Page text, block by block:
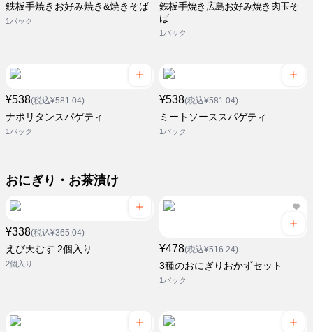
鉄板手焼きお好み焼き&焼きそば
1パック
鉄板手焼き広島お好み焼き肉玉そ
ば
1パック
¥538(税込¥581.04)
ナポリタンスパゲティ
1パック
¥538(税込¥581.04)
ミートソーススパゲティ
1パック
おにぎり・お茶漬け
¥338(税込¥365.04)
えび天むす 2個入り
2個入り
¥478(税込¥516.24)
3種のおにぎりおかずセット
1パック